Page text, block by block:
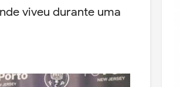
viveu durante uma